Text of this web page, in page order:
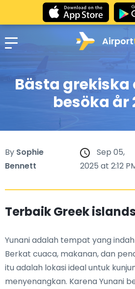
Airport
Bästa
besöka år
By Sophie
Bennett
Sep 05,
2025 at 2:12
Terbaik Greek islands
Yunani adalah tempat yang
Berkat cuaca, makanan, dan
itu adalah lokasi ideal untuk
menyenangkan. Karena Yunani